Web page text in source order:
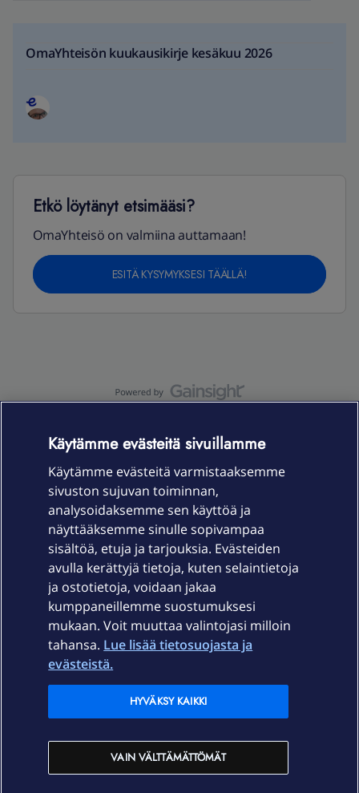
OmaYhteisön kuukausikirje kesäkuu 2026
Etkö löytänyt etsimääsi?
OmaYhteisö on valmiina auttamaan!
ESITÄ KYSYMYKSESI TÄÄLLÄ!
Laitteet & liittymät
Palvelut
Ajankohtaista
Elisa Oyj
In English
Käytämme evästeitä sivuillamme
Käytämme evästeitä varmistaaksemme
sivuston sujuvan toiminnan,
analysoidaksemme sen käyttöä ja
näyttääksemme sinulle sopivampaa
sisältöä, etuja ja tarjouksia. Evästeiden
avulla kerättyjä tietoja, kuten selaintietoja
ja ostotietoja, voidaan jakaa
kumppaneillemme suostumuksesi
mukaan. Voit muuttaa valintojasi milloin
tahansa. Lue lisää tietosuojasta ja
evästeistä.
VAIN VÄLTTÄMÄTTÖMÄT
HYVÄKSY KAIKKI